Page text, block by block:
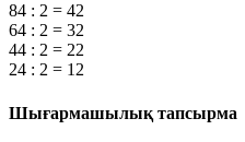
84 : 2 = 42
64 : 2 = 32
44 : 2 = 22
24 : 2 = 12
Шығармашылық тапсырма